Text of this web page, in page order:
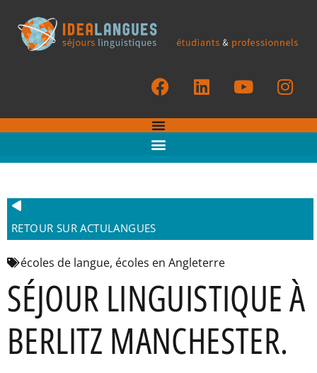
RETOUR SUR ACTULANGUES
écoles de langue, écoles en Angleterre
SÉJOUR LINGUISTIQUE À
BERLITZ MANCHESTER.